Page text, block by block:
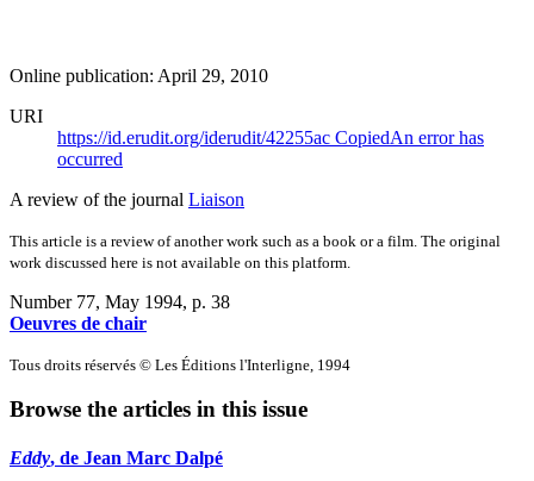
Online publication: April 29, 2010
URI
https://id.erudit.org/iderudit/42255ac CopiedAn error has
occurred
A review of the journal Liaison
This article is a review of another work such as a book or a film. The original
work discussed here is not available on this platform.
Number 77, May 1994, p. 38
Oeuvres de chair
Tous droits réservés © Les Éditions l'Interligne, 1994
Browse the articles in this issue
Eddy, de Jean Marc Dalpé